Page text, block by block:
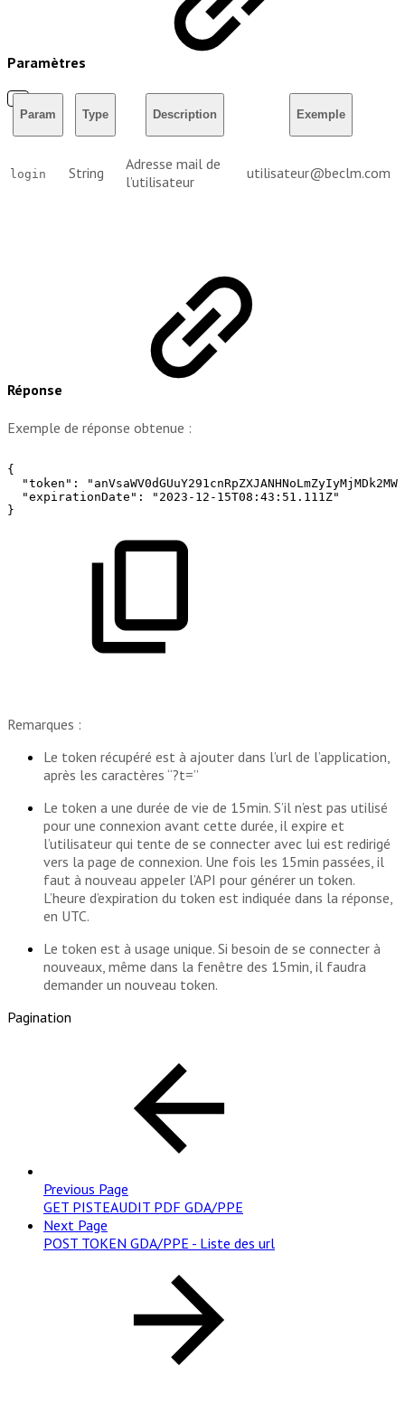
Paramètres
Param Type Description Exemple
login String
Adresse mail de
l’utilisateur
utilisateur@beclm.com
Réponse
Exemple de réponse obtenue :
{
"token":
"expirationDate":
"2023-12-15T08:43:51.111Z"
}
Remarques :
Le token récupéré est à ajouter dans l’url de l’application,
après les caractères “?t=”
Le token a une durée de vie de 15min. S’il n’est pas utilisé
pour une connexion avant cette durée, il expire et
l’utilisateur qui tente de se connecter avec lui est redirigé
vers la page de connexion. Une fois les 15min passées, il
faut à nouveau appeler l’API pour générer un token.
L’heure d’expiration du token est indiquée dans la réponse,
en UTC.
Le token est à usage unique. Si besoin de se connecter à
nouveaux, même dans la fenêtre des 15min, il faudra
demander un nouveau token.
Pagination
Previous Page
GET PISTEAUDIT PDF GDA/PPE
Next Page
POST TOKEN GDA/PPE - Liste des url